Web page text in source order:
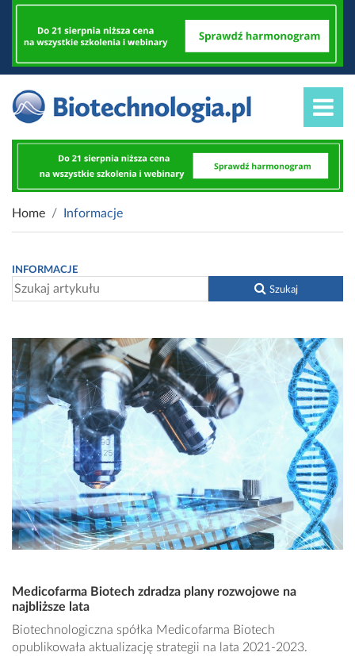
Home Informacje
INFORMACJE
Szukaj
Medicofarma Biotech zdradza plany rozwojowe na
najbliższe lata
Biotechnologiczna spółka Medicofarma Biotech
opublikowała aktualizację strategii na lata 2021-2023.